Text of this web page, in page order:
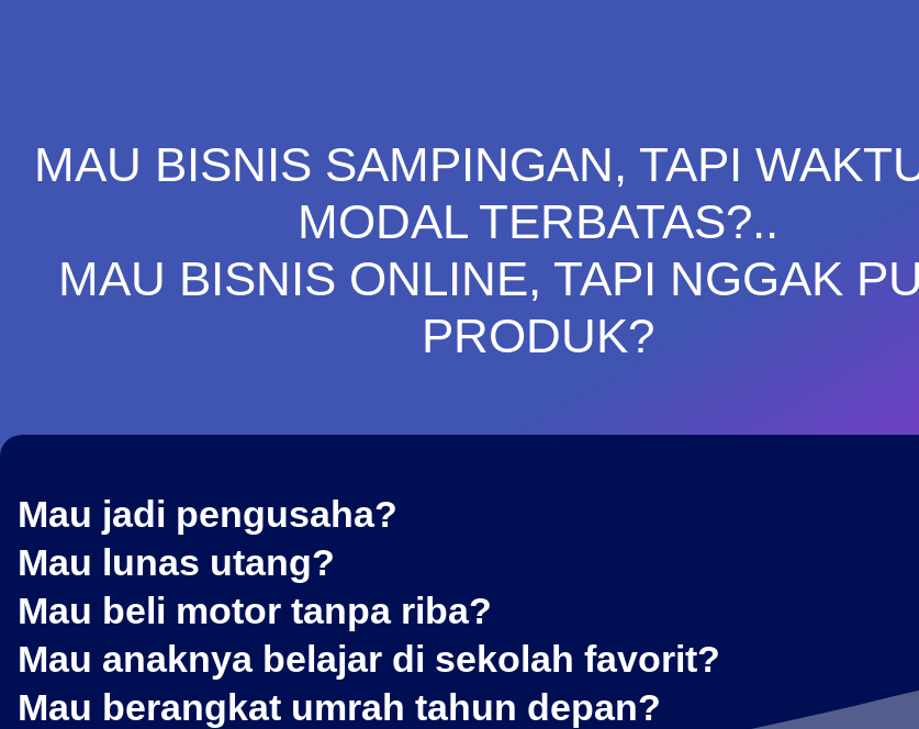
MAU BISNIS SAMPINGAN, TAPI
MODAL TERBATAS?..
MAU BISNIS ONLINE, TAPI NGGAK
PRODUK?
Mau jadi pengusaha?
Mau lunas utang?
Mau beli motor tanpa riba?
Mau anaknya belajar di sekolah favorit?
Mau berangkat umrah tahun depan?